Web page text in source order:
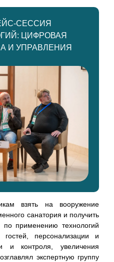
СЕССИЯ
ЦИФРОВАЯ
И УПРАВЛЕНИЯ
взять на вооружение
санатория и получить
по применению технологий
персонализации и
и контроля, увеличения
экспертную группу